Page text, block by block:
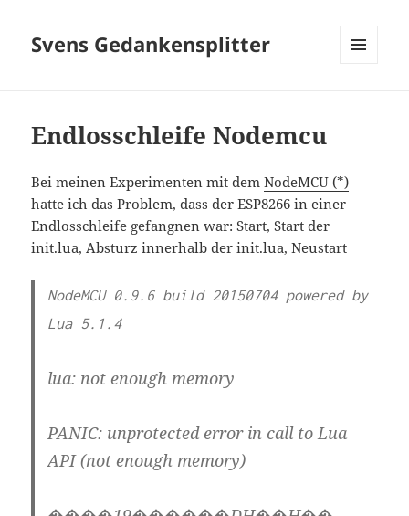
Svens Gedankensplitter
Endlosschleife Nodemcu
Bei meinen Experimenten mit demNodeMCU (*)
hatte ich das Problem, dass der ESP8266 in einer
Endlosschleife gefangnen war: Start, Start der
init.lua, Absturz innerhalb der init.lua, Neustart
NodeMCU 0.9.6 build 20150704 powered by
Lua 5.1.4
lua: not enough memory
PANIC: unprotected error in call to Lua
API (not enough memory)